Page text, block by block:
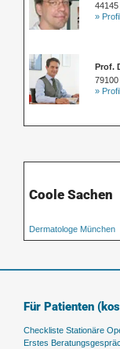
»
Prof.
»
Coole Sachen
Dermatologe München
Für Patienten
Checkliste Stationäre
Erstes